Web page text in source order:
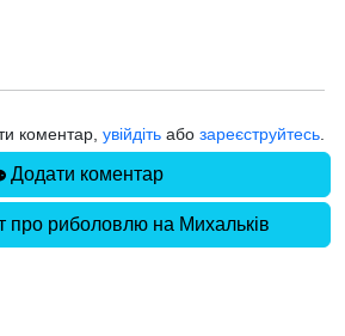
коментар, увійдіть або зареєструйтесь
Додати коментар
про риболовлю на Михальків